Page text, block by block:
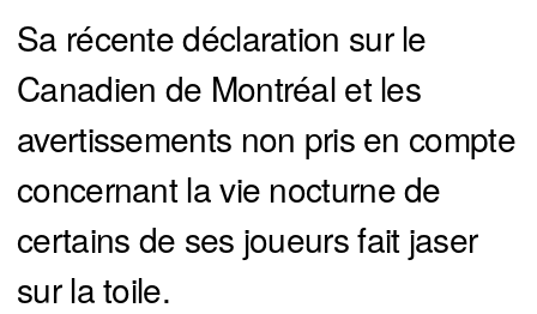
Sa récente déclaration sur le
Canadien de Montréal et les
avertissements non pris en compte
concernant la vie nocturne de
certains de ses joueurs fait jaser
sur la toile.